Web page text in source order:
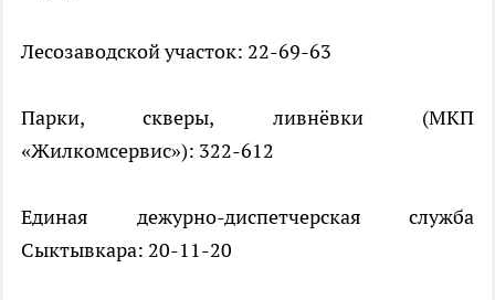
Лесозаводской участок: 22-69-63
Парки, скверы, ливнёвки (МКП
«Жилкомсервис»): 322-612
Единая дежурно-диспетчерская служба
Сыктывкара: 20-11-20